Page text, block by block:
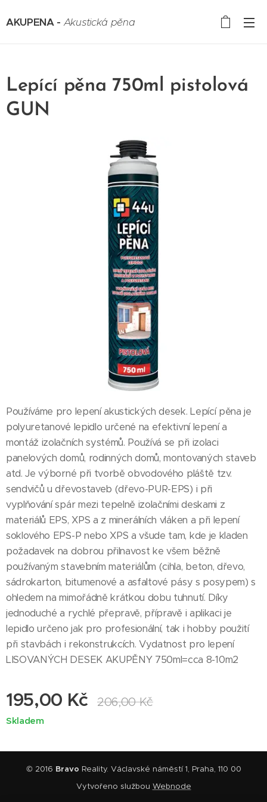
AKUPENA - Akustická pěna
Lepící pěna 750ml pistolová
GUN
Používáme pro lepení akustických desek. Lepící pěna je
polyuretanové lepidlo určené na efektivní lepení a
montáž izolačních systémů. Používá se při izolaci
panelových domů, rodinných domů, montovaných staveb
atd. Je výborné při tvorbě obvodového pláště tzv.
sendvičů u dřevostaveb (dřevo-PUR-EPS) i při
vyplňování spár mezi tepelně izolačními deskami z
materiálů EPS, XPS a z minerálních vláken a při lepení
soklového EPS-P nebo XPS a všude tam, kde je kladen
požadavek na dobrou přilnavost ke všem běžně
používaným stavebním materiálům (cihla, beton, dřevo,
sádrokarton, bitumenové a asfaltové pásy s posypem) s
ohledem na mimořádně krátkou dobu tuhnutí. Díky
jednoduché a rychlé přepravě, přípravě i aplikaci je
lepidlo určeno jak pro profesionální, tak i hobby použití
při stavbách i rekonstrukcích. Vydatnost pro lepení
LISOVANÝCH DESEK AKUPĚNY 750ml=cca 8-10m2
195,00 Kč 206,00Kč
Skladem
© 2016 Bravo Reality. Václavské náměstí 1, Praha, 110 00
Vytvořeno službou Webnode